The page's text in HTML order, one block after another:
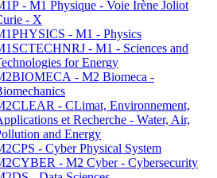
- M1 Physique - Voie Irène Joliot
- X
- M1 - Physics
- M1 - Sciences and
for Energy
- M2 Biomeca -
- CLimat, Environnement,
et Recherche - Water, Air,
and Energy
- Cyber Physical System
- M2 Cyber - Cybersecurity